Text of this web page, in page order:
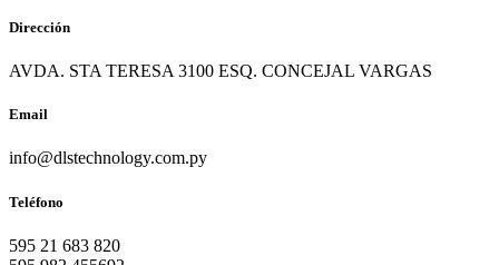
Dirección
AVDA. STA TERESA 3100 ESQ. CONCEJAL VARGAS
Email
info@dlstechnology.com.py
Teléfono
595 21 683 820